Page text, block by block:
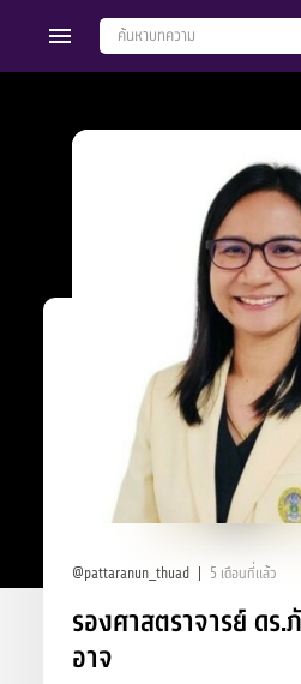
@pattaranun_thuad 5 เดือนที่แล้ว
รองศาสตราจารย์ ดร
อาจ